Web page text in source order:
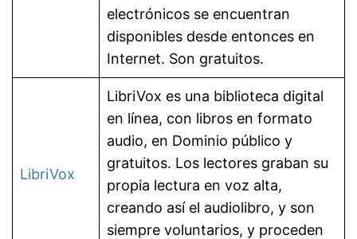
electrónicos se encuentran
disponibles desde entonces en
Internet. Son gratuitos.
LibriVox
LibriVox es una biblioteca digital
en línea, con libros en formato
audio, en Dominio público y
gratuitos. Los lectores graban su
propia lectura en voz alta,
creando así el audiolibro, y son
siempre voluntarios, y proceden